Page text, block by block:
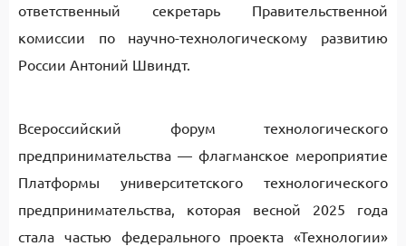
ответственный секретарь Правительственной
комиссии по научно-технологическому развитию
России Антоний Швиндт.
Всероссийский форум технологического
предпринимательства — флагманское мероприятие
Платформы университетского технологического
предпринимательства, которая весной 2025 года
стала частью федерального проекта «Технологии»